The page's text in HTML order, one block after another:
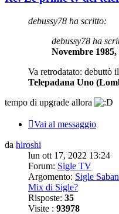
debussy78 ha scritto:
debussy78 ha
Novembre
Va retrodatato: debuttò il
Telepadana Uno
tempo di upgrade allora
Vai al messaggio
da hiroshi
lun ott 17, 2022 13:24
Forum: Sigle TV
Argomento: Sigle
Mix di Sigle?
Risposte: 35
Visite : 93978